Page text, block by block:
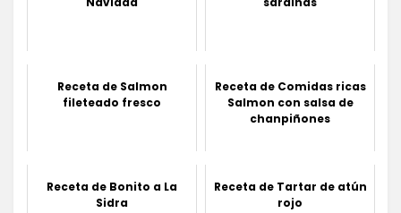
Receta de Salmon
fileteado fresco
Receta de Comidas ricas
Salmon con salsa de
chanpiñones
Receta de Bonito a La
Sidra
Receta de Tartar de atún
rojo